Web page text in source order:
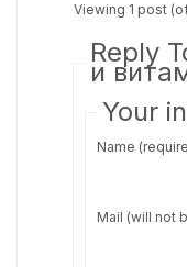
Viewing 1 post
Reply
и
Your
Name
Mail (will not